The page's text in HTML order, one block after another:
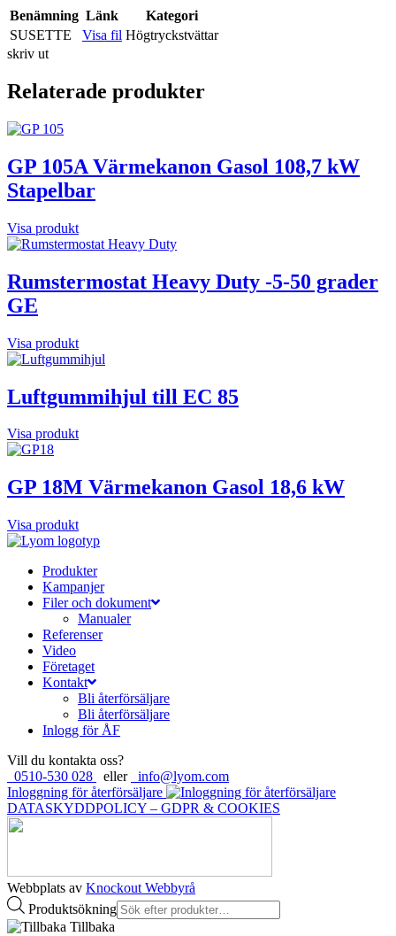
Benämning Länk
Kategori
SUSETTE
Visa fil Högtryckstvättar
skriv ut
Relaterade produkter
GP 105A Värmekanon Gasol 108,7 kW
Stapelbar
Visa produkt
Rumstermostat Heavy Duty -5-50 grader
GE
Visa produkt
Luftgummihjul till EC 85
Visa produkt
GP 18M Värmekanon Gasol 18,6 kW
Visa produkt
Produkter
Kampanjer
Filer och dokument
Manualer
Referenser
Video
Företaget
Kontakt
Bli återförsäljare
Bli återförsäljare
Inlogg för ÅF
Vill du kontakta oss?
0510-530 028
eller
info@lyom.com
Inloggning för återförsäljare
DATASKYDDPOLICY – GDPR & COOKIES
Webbplats av Knockout Webbyrå
Produktsökning
Tillbaka